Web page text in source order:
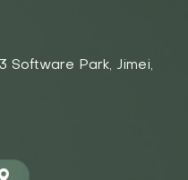
တွင်၊ ကျွန်ုပ်တို့သည်
ေရှင်းနည်းများကို အထူးပြု
: ဤဘက်ထရီများသည်
သိုလှောင်ရန် အင်ဂျင်နီယာ
၏ မြင့်မားသောဗို့အား
က်မှုလုပ်ငန်းကြီးများ၏
က်များကိုဖြည့်ဆည်း
Software Park, Jimei,